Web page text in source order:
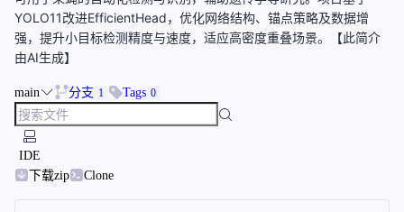
YOLO11改进EfficientHead，优化网络结构、锚点策略及数据增
强，提升小目标检测精度与速度，适应高密度重叠场景。【此简介
由AI生成】
main 分支 1 Tags 0
IDE
下载zip
Clone